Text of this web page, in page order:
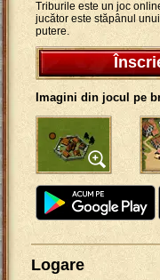
Triburile este un joc
jucător este stăpânul
putere.
Imagini din jocul pe
Logare